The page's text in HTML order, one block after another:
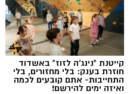
קייטנת "נינג'ה לזוז" באשדוד
חוזרת בענק: בלי מחזורים, בלי
התחייבות- אתם קובעים לכמה
ואיזה ימים להירשם!